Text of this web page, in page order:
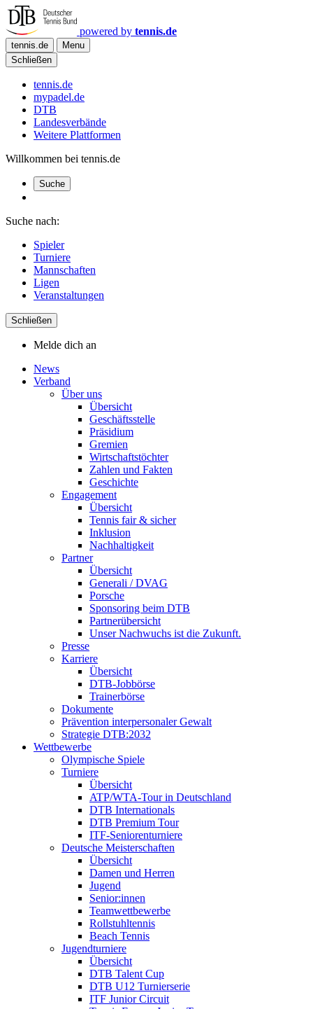
powered by tennis.de
tennis.de
Menu
Schließen
tennis.de
mypadel.de
DTB
Landesverbände
Weitere Plattformen
Willkommen bei tennis.de
Suche
Suche nach:
Spieler
Turniere
Mannschaften
Ligen
Veranstaltungen
Schließen
Melde dich an
News
Verband
Über uns
Übersicht
Geschäftsstelle
Präsidium
Gremien
Wirtschaftstöchter
Zahlen und Fakten
Geschichte
Engagement
Übersicht
Tennis fair & sicher
Inklusion
Nachhaltigkeit
Partner
Übersicht
Generali / DVAG
Porsche
Sponsoring beim DTB
Partnerübersicht
Unser Nachwuchs ist die Zukunft.
Presse
Karriere
Übersicht
DTB-Jobbörse
Trainerbörse
Dokumente
Prävention interpersonaler Gewalt
Strategie DTB:2032
Wettbewerbe
Olympische Spiele
Turniere
Übersicht
ATP/WTA-Tour in Deutschland
DTB Internationals
DTB Premium Tour
ITF-Seniorenturniere
Deutsche Meisterschaften
Übersicht
Damen und Herren
Jugend
Senior:innen
Teamwettbewerbe
Rollstuhltennis
Beach Tennis
Jugendturniere
Übersicht
DTB Talent Cup
DTB U12 Turnierserie
ITF Junior Circuit